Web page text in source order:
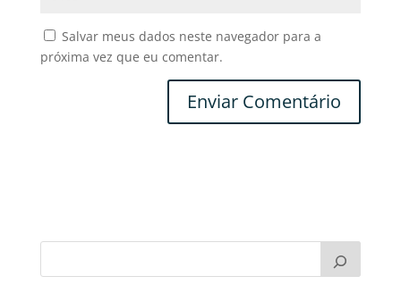
Salvar meus dados neste navegador para a
próxima vez que eu comentar.